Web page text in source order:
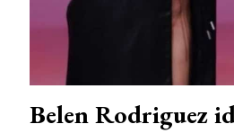
Belen Rodriguez